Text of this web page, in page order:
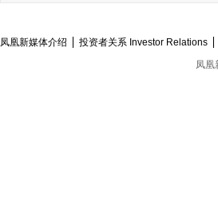
凤凰新媒体介绍 投资者关系 Investor Relations
凤凰